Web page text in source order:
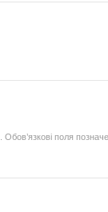
Обов’язкові поля